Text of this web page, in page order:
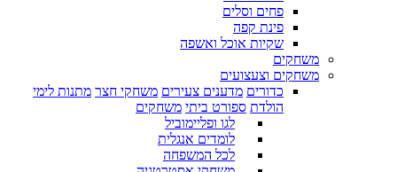
פחים וסלים
פינת קפה
שקיות אוכל ואשפה
משחקים
משחקים וצעצועים
כדורים מדענים צעירים משחקי חצר מתנות לימי
הולדת ספורט ביתי משחקים
לגו ופליימוביל
לומדים אנגלית
לכל המשפחה